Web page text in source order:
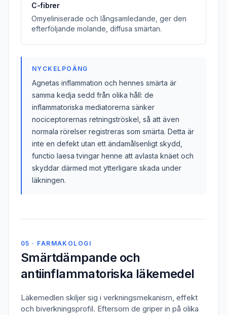
C-fibrer
Omyeliniserade och långsamledande, ger den
efterföljande molande, diffusa smärtan.
NYCKELPOÄNG
Agnetas inflammation och hennes smärta är
samma kedja sedd från olika håll: de
inflammatoriska mediatorerna sänker
nociceptorernas retningströskel, så att även
normala rörelser registreras som smärta. Detta är
inte en defekt utan ett ändamålsenligt skydd,
functio laesa tvingar henne att avlasta knäet och
skyddar därmed mot ytterligare skada under
läkningen.
05 · FARMAKOLOGI
Smärtdämpande och
antiinflammatoriska läkemedel
Läkemedlen skiljer sig i verkningsmekanism, effekt
och biverkningsprofil. Eftersom de griper in på olika